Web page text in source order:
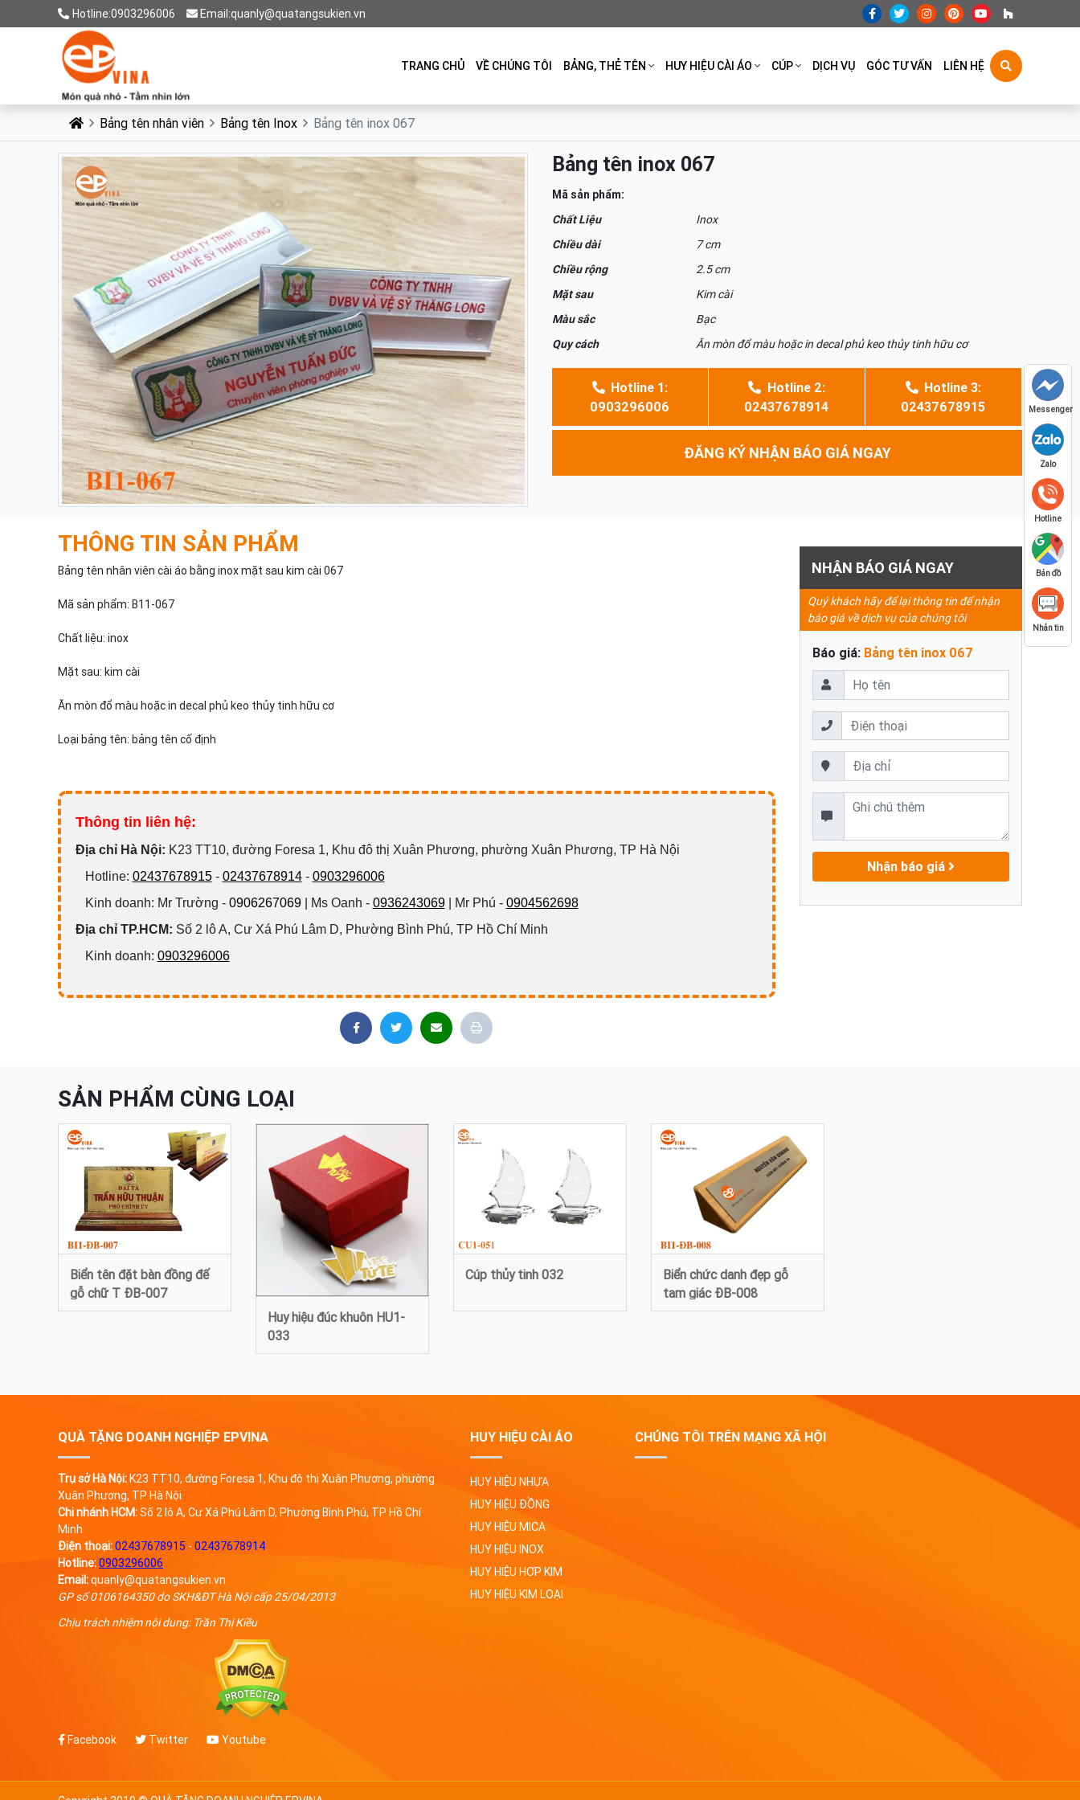
Hotline:0903296006 Email:quanly@quatangsukien.vn
TRANG CHỦ VỀ CHÚNG TÔI BẢNG, THẺ TÊN HUY HIỆU CÀI ÁO CÚP DỊCH VỤ GÓC TƯ VẤN LIÊN HỆ
Bảng tên nhân viên Bảng tên Inox Bảng tên inox 067
Bảng tên inox 067
Mã sản phẩm:
Chất Liệu
Inox
Chiều dài
7 cm
Chiều rộng
2.5 cm
Mặt sau
Kim cài
Màu sắc
Bạc
Quy cách
Ăn mòn đổ màu hoặc in decal phủ keo thủy tinh hữu cơ
Hotline 1:
0903296006
Hotline 2:
02437678914
Hotline 3:
02437678915
ĐĂNG KÝ NHẬN BÁO GIÁ NGAY
THÔNG TIN SẢN PHẨM
Bảng tên nhân viên cài áo bằng inox mặt sau kim cài 067
Mã sản phẩm: B11-067
Chất liệu: inox
Mặt sau: kim cài
Ăn mòn đổ màu hoặc in decal phủ keo thủy tinh hữu cơ
Loại bảng tên: bảng tên cố định
Thông tin liên hệ:
Địa chỉ Hà Nội: K23 TT10, đường Foresa 1, Khu đô thị Xuân Phương, phường Xuân Phương, TP Hà Nội
Hotline: 02437678915- 02437678914- 0903296006
Kinh doanh: Mr Trường - 0906267069| Ms Oanh - 0936243069| Mr Phú - 0904562698
Địa chỉ TP.HCM: Số 2 lô A, Cư Xá Phú Lâm D, Phường Bình Phú, TP Hồ Chí Minh
Kinh doanh: 0903296006
NHẬN BÁO GIÁ NGAY
Quý khách hãy để lại thông tin để nhận
báo giá về dịch vụ của chúng tôi
Báo giá: Bảng tên inox 067
Nhận báo giá
SẢN PHẨM CÙNG LOẠI
Biển tên đặt bàn đồng đế
gỗ chữ T ĐB-007
Huy hiệu đúc khuôn HU1-
033
Cúp thủy tinh 032
Biển chức danh đẹp gỗ
tam giác ĐB-008
QUÀ TẶNG DOANH NGHIỆP EPVINA
Trụ sở Hà Nội:K23 TT10, đường Foresa 1, Khu đô thị Xuân Phương, phường
Xuân Phương, TP Hà Nội
Chi nhánh HCM:Số 2 lô A, Cư Xá Phú Lâm D, Phường Bình Phú, TP Hồ Chí
Minh
Điện thoại:02437678915 - 02437678914
Hotline:0903296006
Email:quanly@quatangsukien.vn
GP số 0106164350 do SKH&ĐT Hà Nội cấp 25/04/2013
Chịu trách nhiệm nội dung: Trần Thị Kiều
Facebook Twitter Youtube
HUY HIỆU CÀI ÁO
HUY HIỆU NHỰA
HUY HIỆU ĐỒNG
HUY HIỆU MICA
HUY HIỆU INOX
HUY HIỆU HỢP KIM
HUY HIỆU KIM LOẠI
CHÚNG TÔI TRÊN MẠNG XÃ HỘI
Messenger
Zalo
Hotline
Bản đồ
Nhắn tin